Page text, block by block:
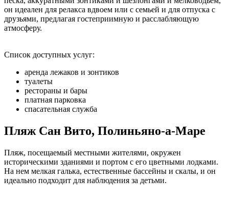
он идеален для релакса вдвоем или с семьей и для отпуска с
друзьями, предлагая гостеприимную и расслабляющую
атмосферу.
Список доступных услуг:
аренда лежаков и зонтиков
туалеты
рестораны и бары
платная парковка
спасательная служба
Пляж Сан Вито, Полиньяно-а-Маре
Пляж, посещаемый местными жителями, окружен
историческими зданиями и портом с его цветными лодками.
На нем мелкая галька, естественные бассейны и скалы, и он
идеально подходит для наблюдения за детьми.